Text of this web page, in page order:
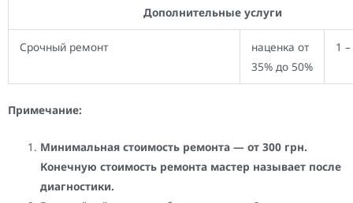
Дополнительные услуги
Срочный ремонт
наценка от
35% до 50%
1
Примечание:
Минимальная стоимость ремонта — от 300 грн.
Конечную стоимость ремонта мастер называет после
диагностики.